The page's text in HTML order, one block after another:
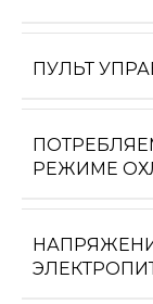
ПУЛЬТ
РЕЖИМЕ